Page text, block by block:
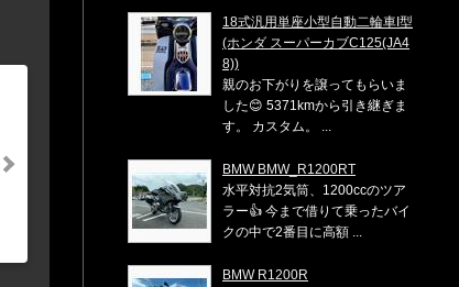
18式汎用単座小型自動二輪車I型
(ホンダ スーパーカブC125(JA4
8))
親のお下がりを譲ってもらいま
した😊 5371kmから引き継ぎま
す。 カスタム。 ...
BMW BMW_R1200RT
水平対抗2気筒、1200ccのツア
ラー👍 今まで借りて乗ったバイ
クの中で2番目に高額 ...
BMW R1200R